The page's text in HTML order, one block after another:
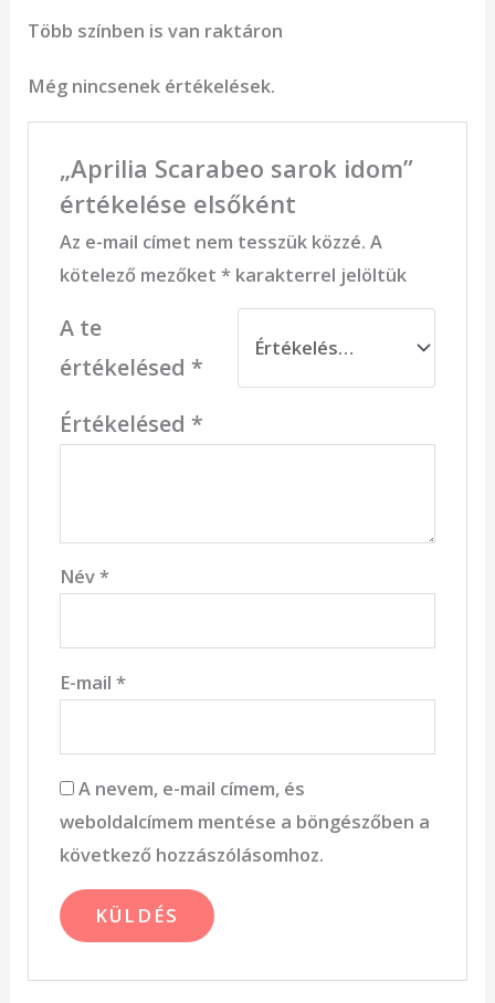
Több színben is van raktáron
Még nincsenek értékelések.
„Aprilia Scarabeo sarok idom”
értékelése elsőként
Az e-mail címet nem tesszük közzé. A
kötelező mezőket *karakterrel jelöltük
A te
értékelésed *
Értékelésed *
Név*
E-mail *
A nevem, e-mail címem, és
weboldalcímem mentése a böngészőben a
következő hozzászólásomhoz.